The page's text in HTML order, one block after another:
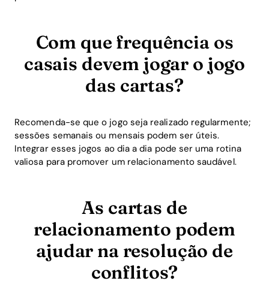
Com que frequência os
casais devem jogar o jogo
das cartas?
Recomenda-se que o jogo seja realizado regularmente;
sessões semanais ou mensais podem ser úteis.
Integrar esses jogos ao dia a dia pode ser uma rotina
valiosa para promover um relacionamento saudável.
As cartas de
relacionamento podem
ajudar na resolução de
conflitos?